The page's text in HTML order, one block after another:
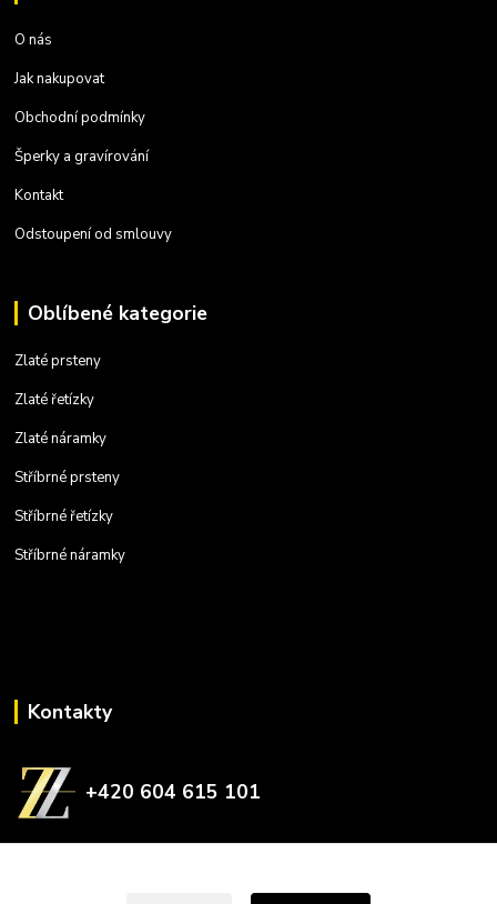
O nás
Jak nakupovat
Obchodní podmínky
Šperky a gravírování
Kontakt
Odstoupení od smlouvy
Oblíbené kategorie
Zlaté prsteny
Zlaté řetízky
Zlaté náramky
Stříbrné prsteny
Stříbrné řetízky
Stříbrné náramky
Kontakty
+420 604 615 101